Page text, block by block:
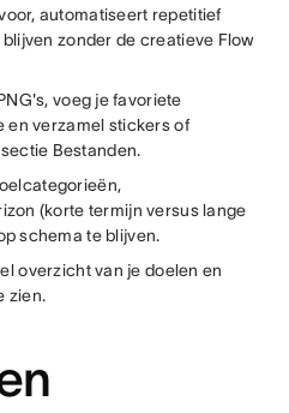
automatiseert repetitief
zonder de creatieve Flow
voeg je favoriete
en verzamel stickers of
Bestanden.
(korte termijn versus lange
schema te blijven.
overzicht van je doelen en
zien.